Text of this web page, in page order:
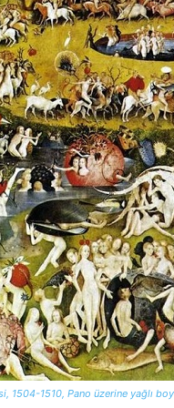
1504-1510, Pano üzerine yağlı